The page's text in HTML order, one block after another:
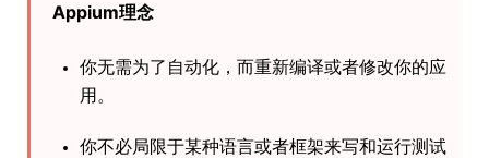
Appium理念
你无需为了自动化，而重新编译或者修改你的应
用。
你不必局限于某种语言或者框架来写和运行测试